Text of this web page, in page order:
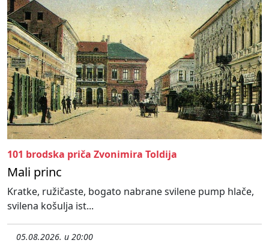
101 brodska priča Zvonimira Toldija
Mali princ
Kratke, ružičaste, bogato nabrane svilene pump hlače,
svilena košulja ist...
05.08.2026. u 20:00